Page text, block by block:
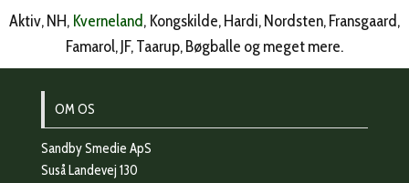
Aktiv, NH, Kverneland, Kongskilde, Hardi, Nordsten, Fransgaard,
Famarol, JF, Taarup, Bøgballe og meget mere.
OM OS
Sandby Smedie ApS
Suså Landevej 130